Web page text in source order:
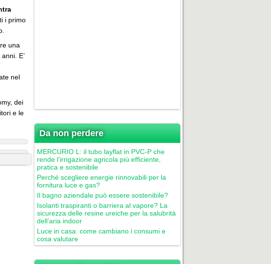
i primo
una
E’
nel
dei
e le
Da non perdere
MERCURIO L: il tubo layflat in PVC-P che
rende l’irrigazione agricola più efficiente,
pratica e sostenibile
Perché scegliere energie rinnovabili per la
fornitura luce e gas?
Il bagno aziendale può essere sostenibile?
Isolanti traspiranti o barriera al vapore? La
sicurezza delle resine ureiche per la salubrità
dell’aria indoor
Luce in casa: come cambiano i consumi e
cosa valutare